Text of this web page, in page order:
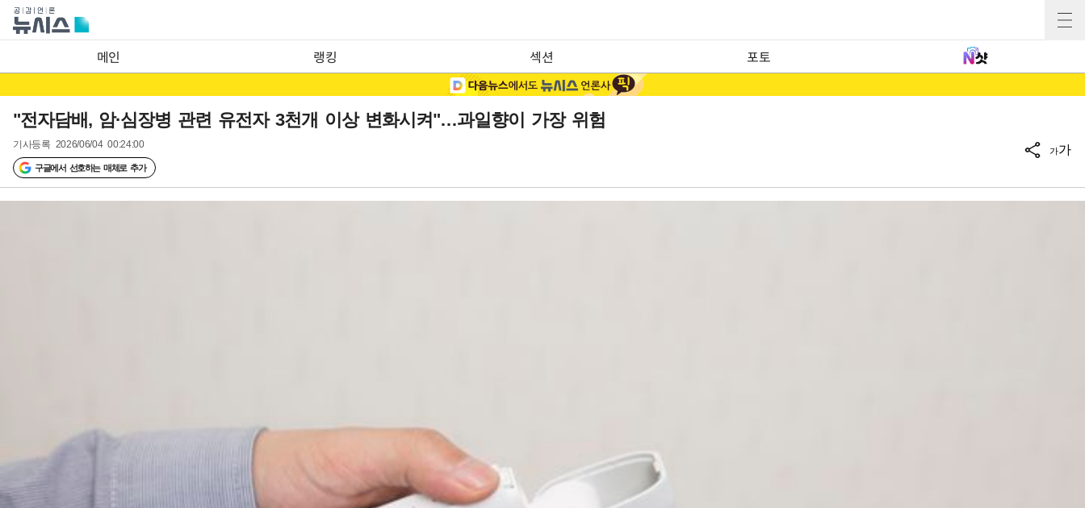
메인 랭킹 섹션 포토
"전자담배, 암·심장병 관련 유전자 3천개 이상 변화시켜"…과일향이 가장 위험
기사등록 2026/06/04 00:24:00
구글에서 선호하는 매체로 추가
가가